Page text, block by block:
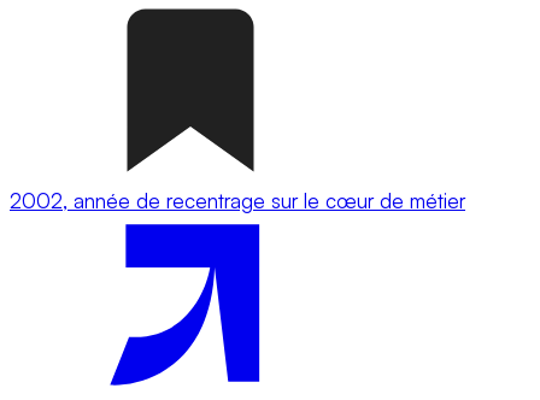
2002, année de recentrage sur le cœur de métier